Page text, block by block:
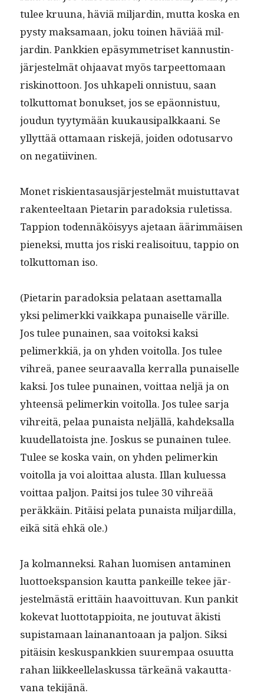
tulee kru­u­na, häviä mil­jardin, mut­ta kos­ka en
pysty mak­samaan, joku toinen häviää mil­
jardin. Pankkien epäsym­metriset kan­nustin­
jär­jestelmät ohjaa­vat myös tarpeet­tomaan
riskinot­toon. Jos uhkapeli onnis­tuu, saan
tolkut­tomat bonuk­set, jos se epäon­nis­tuu,
joudun tyy­tymään kuukausi­palkkaani. Se
yllyt­tää otta­maan riske­jä, joiden odotusar­vo
on negatiivinen.
Mon­et riskien­tasausjär­jestelmät muis­tut­ta­vat
rak­en­teeltaan Pietarin paradok­sia ruletis­sa.
Tap­pi­on toden­näköisyys aje­taan äärim­mäisen
pienek­si, mut­ta jos ris­ki real­isoituu, tap­pio on
tolkut­toman iso.
(Pietarin paradok­sia pelataan aset­ta­mal­la
yksi pelimerk­ki vaikka­pa punaiselle värille.
Jos tulee punainen, saa voitok­si kak­si
pelimerkkiä, ja on yhden voitol­la. Jos tulee
vihreä, panee seu­raaval­la ker­ral­la punaiselle
kak­si. Jos tulee punainen, voit­taa neljä ja on
yhteen­sä pelimerkin voitol­la. Jos tulee sar­ja
vihre­itä, pelaa punaista neljäl­lä, kahdek­sal­la
kuudel­la­toista jne. Joskus se punainen tulee.
Tulee se kos­ka vain, on yhden pelimerkin
voitol­la ja voi aloit­taa alus­ta. Illan kulues­sa
voit­taa paljon. Pait­si jos tulee 30 vihreää
peräkkäin. Pitäisi pela­ta punaista mil­jardil­la,
eikä sitä ehkä ole.)
Ja kol­man­nek­si. Rahan luomisen anta­mi­nen
luot­toekspan­sion kaut­ta pankeille tekee jär­
jestelmästä erit­täin haavoit­tuvan. Kun pankit
koke­vat luot­to­tap­pi­oi­ta, ne joutu­vat äkisti
supis­ta­maan lainanan­toaan ja paljon. Sik­si
pitäisin keskus­pankkien suurem­paa osu­ut­ta
rahan liik­keel­le­laskus­sa tärkeänä vakaut­ta­
vana tekijänä.